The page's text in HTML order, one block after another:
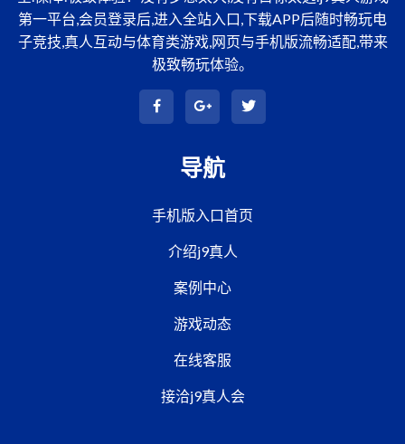
第一平台,会员登录后,进入全站入口,下载APP后随时畅玩电
子竞技,真人互动与体育类游戏,网页与手机版流畅适配,带来
极致畅玩体验。
导航
手机版入口首页
介绍j9真人
案例中心
游戏动态
在线客服
接洽j9真人会